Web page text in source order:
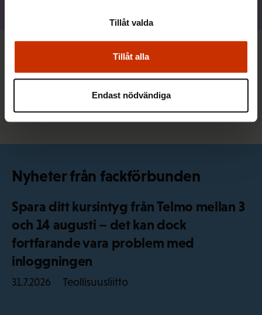
Tillåt alla
Tillåt valda
Endast nödvändiga
Du kan också vara intresserad
Nyheter från fackförbunden
Spara ditt kursintyg från Telmo mellan 3
och 14 augusti – det kan dock
fortfarande vara problem med
inloggningen
31.7.2026 Teollisuusliitto